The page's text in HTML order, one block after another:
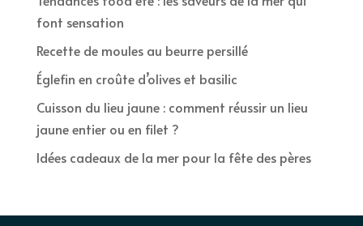
font sensation
Recette de moules au beurre persillé
Églefin en croûte d’olives et basilic
Cuisson du lieu jaune : comment réussir un lieu
jaune entier ou en filet ?
Idées cadeaux de la mer pour la fête des pères